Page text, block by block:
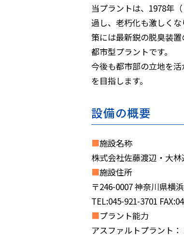
当プラントは、1978年
過し、老朽化も激しく
策には最新鋭の脱臭装
都市型プラントです。
今後も都市部の立地を
を目指します。
設備の概要
■施設名称
株式会社佐藤渡辺・大
■施設住所
〒246-0007 神奈川県横
TEL:045-921-3701
■プラント能力
アスファルトプラント